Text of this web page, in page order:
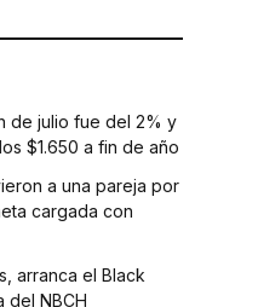
de julio fue del 2% y
$1.650 a fin de año
a una pareja por
cargada con
arranca el Black
del NBCH